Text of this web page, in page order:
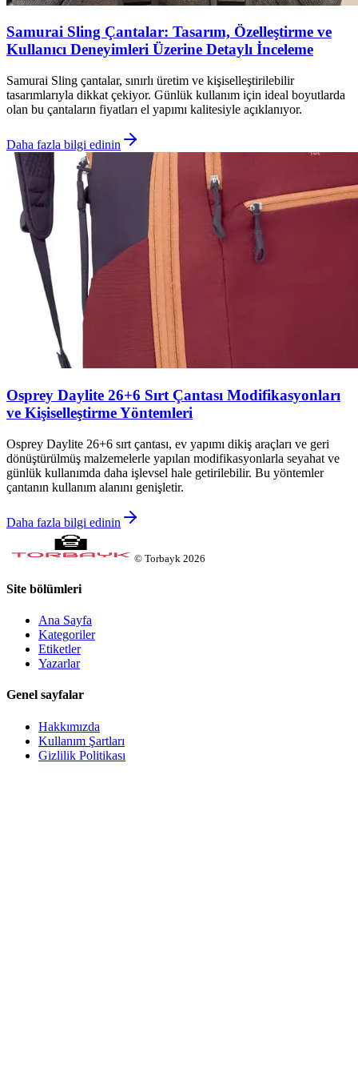
Samurai Sling Çantalar: Tasarım, Özelleştirme ve
Kullanıcı Deneyimleri Üzerine Detaylı İnceleme
Samurai Sling çantalar, sınırlı üretim ve kişiselleştirilebilir
tasarımlarıyla dikkat çekiyor. Günlük kullanım için ideal boyutlarda
olan bu çantaların fiyatları el yapımı kalitesiyle açıklanıyor.
Daha fazla bilgi edinin
Osprey Daylite 26+6 Sırt Çantası Modifikasyonları
ve Kişiselleştirme Yöntemleri
Osprey Daylite 26+6 sırt çantası, ev yapımı dikiş araçları ve geri
dönüştürülmüş malzemelerle yapılan modifikasyonlarla seyahat ve
günlük kullanımda daha işlevsel hale getirilebilir. Bu yöntemler
çantanın kullanım alanını genişletir.
Daha fazla bilgi edinin
© Torbayk 2026
Site bölümleri
Ana Sayfa
Kategoriler
Etiketler
Yazarlar
Genel sayfalar
Hakkımızda
Kullanım Şartları
Gizlilik Politikası